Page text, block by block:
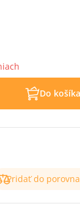
Do košíka
Pridať do